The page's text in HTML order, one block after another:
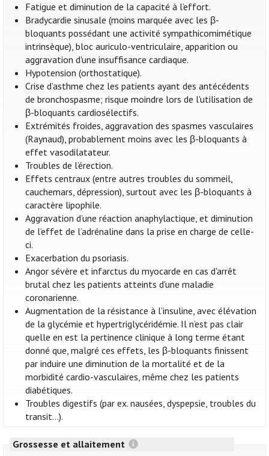
Fatigue et diminution de la capacité à l’effort.
Bradycardie sinusale (moins marquée avec les β-
bloquants possédant une activité sympathicomimétique
intrinsèque), bloc auriculo-ventriculaire, apparition ou
aggravation d'une insuffisance cardiaque.
Hypotension (orthostatique).
Crise d’asthme chez les patients ayant des antécédents
de bronchospasme; risque moindre lors de l'utilisation de
β-bloquants cardiosélectifs.
Extrémités froides, aggravation des spasmes vasculaires
(Raynaud), probablement moins avec les β-bloquants à
effet vasodilatateur.
Troubles de l’érection.
Effets centraux (entre autres troubles du sommeil,
cauchemars, dépression), surtout avec les β-bloquants à
caractère lipophile.
Aggravation d’une réaction anaphylactique, et diminution
de l’effet de l’adrénaline dans la prise en charge de celle-
ci.
Exacerbation du psoriasis.
Angor sévère et infarctus du myocarde en cas d'arrêt
brutal chez les patients atteints d'une maladie
coronarienne.
Augmentation de la résistance à l’insuline, avec élévation
de la glycémie et hypertriglycéridémie. Il n’est pas clair
quelle en est la pertinence clinique à long terme étant
donné que, malgré ces effets, les β-bloquants finissent
par induire une diminution de la mortalité et de la
morbidité cardio-vasculaires, même chez les patients
diabétiques.
Troubles digestifs (par ex. nausées, dyspepsie, troubles du
transit…).
Grossesse et allaitement